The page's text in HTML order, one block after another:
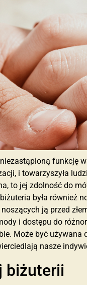
funkcję
i towarzyszyła
to jej zdolność do
była również
ją przed
i dostępu do
Może być używana
nasze
biżuterii